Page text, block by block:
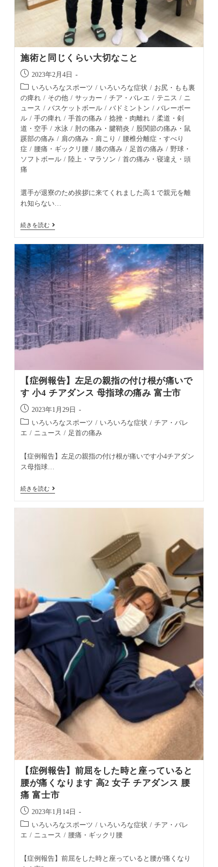
施術と同じくらい大切なこと
2023年2月4日
いろいろなスポーツ / いろいろな症状 / お尻・もも裏
の痺れ / その他 / サッカー / チア・バレエ / テニス / ニ
ュース / バスケットボール / バドミントン / バレーボー
ル / 手の痺れ / 手首の痛み / 捻挫・肉離れ / 柔道・剣
道・空手 / 水泳 / 肘の痛み・腱鞘炎 / 股関節の痛み・鼠
蹊部の痛み / 肩の痛み・肩こり / 腰椎分離症・すべり
症 / 腰痛・ギックリ腰 / 膝の痛み / 足首の痛み / 野球・
ソフトボール / 陸上・マラソン / 首の痛み・寝違え・頭
痛
選手が退寮のため挨拶に来てくれました高１で親元を離
れ知らない…
続きを読む
【症例報告】左足の親指の付け根が痛いで
す 小4 チアダンス 母指球の痛み 富士市
2023年1月29日
いろいろなスポーツ / いろいろな症状 / チア・バレ
エ / ニュース / 足首の痛み
【症例報告】左足の親指の付け根が痛いです小4チアダン
ス母指球…
続きを読む
【症例報告】前屈をした時と座っていると
腰が痛くなります 高2 女子 チアダンス 腰
痛 富士市
2023年1月14日
いろいろなスポーツ / いろいろな症状 / チア・バレ
エ / ニュース / 腰痛・ギックリ腰
【症例報告】前屈をした時と座っていると腰が痛くなり